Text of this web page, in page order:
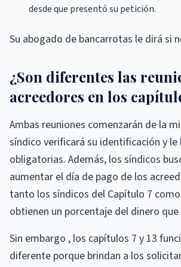
desde que presentó su petición.
Su abogado de bancarrotas le dirá si
¿Son diferentes las
acreedores en los
Ambas reuniones comenzarán de la
síndico verificará su identificación y le
obligatorias. Además, los síndicos
aumentar el día de pago de los
tanto los síndicos del Capítulo 7
obtienen un porcentaje del dinero que
Sin embargo , los capítulos 7 y 13
diferente porque brindan a los